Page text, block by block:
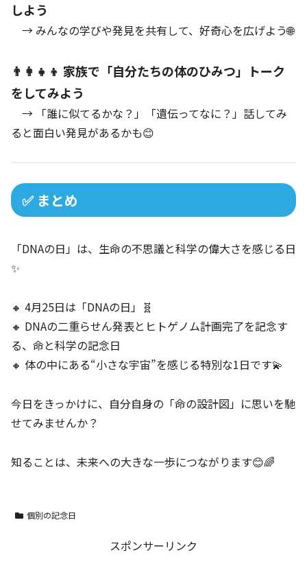
しよう
→ みんなの学びや発見を共有して、好奇心を広げよう🌐
👨‍👩‍👧‍👦 家族で「自分たちの体のひみつ」トーク
をしてみよう
→ 「誰に似てるかな？」「遺伝ってなに？」話してみ
ると面白い発見があるかも😊
✅ まとめ
「DNAの日」は、生命の不思議と科学の偉大さを感じる日
✨
🔸 4月25日は「DNAの日」🧬
🔸 DNAの二重らせん発表とヒトゲノム計画完了を記念す
る、命と科学の記念日
🔸 体の中にある“小さな宇宙”を感じる特別な1日です💫
今日をきっかけに、自分自身の「命の設計図」に思いを馳
せてみませんか？
知ることは、未来への大きな一歩につながります😊🌈
個別の記念日
スポンサーリンク